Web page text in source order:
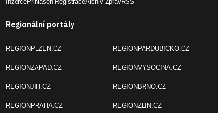
InzercePřihlášeníRegistraceArchiv ZprávRSS
Regionální portály
REGIONPLZEN.CZ
REGIONZAPAD.CZ
REGIONJIH.CZ
REGIONPRAHA.CZ
REGIONPARDUBICKO.CZ
REGIONVYSOCINA.CZ
REGIONBRNO.CZ
REGIONZLIN.CZ